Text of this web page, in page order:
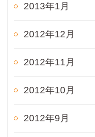
2013年1月
2012年12月
2012年11月
2012年10月
2012年9月